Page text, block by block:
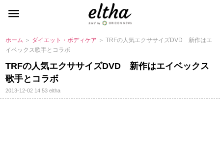
ホーム ＞ ダイエット・ボディケア ＞ TRFの人気エクササイズDVD 新作はエ
イベックス歌手とコラボ
TRFの人気エクササイズDVD 新作はエイベックス
歌手とコラボ
2013-12-02 14:53eltha